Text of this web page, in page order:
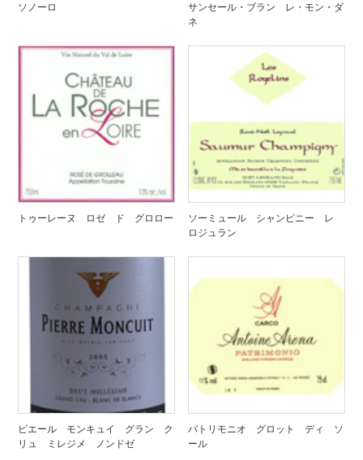
ソノーロ
サンセール・ブラン レ・モン・ダ
ネ
トゥーレーヌ ロゼ ド グロロー
ソーミュール シャンピニー レ
ロジュラン
ピエール モンキュイ グラン ク
リュ ミレジメ ノンドゼ
パトリモニオ グロット ディ ソ
ール